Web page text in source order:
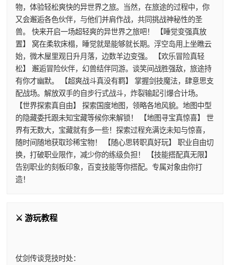
物，体验轻松爽快的异世界之旅。当然，在旅途的过程中，你
又会邂逅各色伙伴，与他们并肩作战，共同挑战神秘性的圣
兽。 快来开启一场超轻爽的异世界之旅吧！ 【睡觉变强真放
置】 窝在柔软床榻，睡觉就是能够就长期。浮空岛用上坐瞧云
始，微木屋里观日升月落，边数羊边变强。 【欢乐冒险真轻
松】 邂逅冒险伙伴，幻兽结伴同游。谈笑间战胜强敌，旅途持
有你才幽默。 【超爽战斗真没有羁】 掌握剑技魔法，肆意思支
配战场。解放双手的自步行式战斗，炸裂输起引爆合计场。
【世界探索真自由】 探索国度地图，领略各地风貌。地图中型
的隐藏委托跟未知宝藏等候你来解锁！ 【地图寻宝真惊喜】 世
界有无数大，宝藏就有多一些！探索过程充满讫未知与惊喜，
随时间随地获取珍稀宝物！ 【随心思转职真好玩】 职业自由切
换，打破职业限作，减少你的练级负担！ 【技能搭配真无限】
告别职业的刻板印象，百变技能等你搭配。专属对象由你打
造！
⚔️ 游玩教程
仗剑传谈竞技时处：